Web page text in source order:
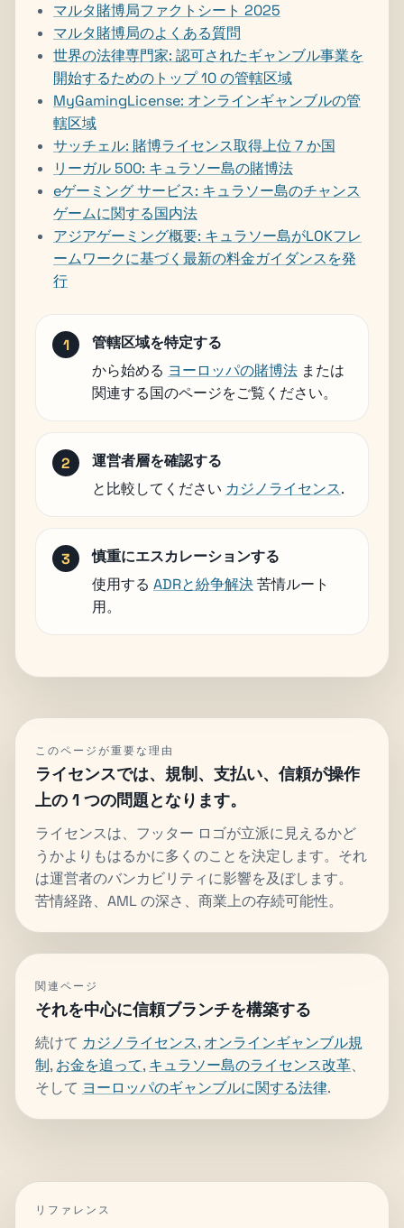
マルタ賭博局ファクトシート 2025
マルタ賭博局のよくある質問
世界の法律専門家: 認可されたギャンブル事業を
開始するためのトップ 10 の管轄区域
MyGamingLicense: オンラインギャンブルの管
轄区域
サッチェル: 賭博ライセンス取得上位 7 か国
リーガル 500: キュラソー島の賭博法
eゲーミング サービス: キュラソー島のチャンス
ゲームに関する国内法
アジアゲーミング概要: キュラソー島がLOKフレ
ームワークに基づく最新の料金ガイダンスを発
行
管轄区域を特定する
から始める ヨーロッパの賭博法 または
関連する国のページをご覧ください。
運営者層を確認する
と比較してください カジノライセンス.
慎重にエスカレーションする
使用する ADRと紛争解決苦情ルート
用。
このページが重要な理由
ライセンスでは、規制、支払い、信頼が操作
上の 1 つの問題となります。
ライセンスは、フッター ロゴが立派に見えるかど
うかよりもはるかに多くのことを決定します。それ
は運営者のバンカビリティに影響を及ぼします。
苦情経路、AML の深さ、商業上の存続可能性。
関連ページ
それを中心に信頼ブランチを構築する
続けて カジノライセンス, オンラインギャンブル規
制, お金を追って, キュラソー島のライセンス改革、
そして ヨーロッパのギャンブルに関する法律.
リファレンス